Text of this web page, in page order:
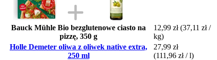
Bauck Mühle Bio bezglutenowe ciasto na
pizzę, 350 g
12,99 zł (37,11 zł /
kg)
Holle Demeter oliwa z oliwek native extra,
250 ml
27,99 zł
(111,96 zł / l)